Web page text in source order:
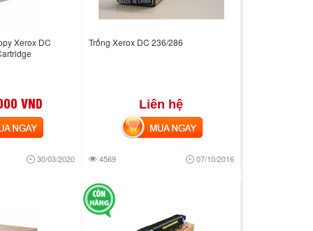
Xerox DC
VND
30/03/2020
Trống Xerox DC 236/286
Liên hệ
4569 07/10/2016
MUA NGAY